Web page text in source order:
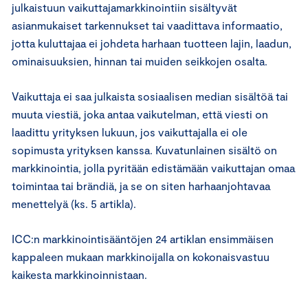
julkaistuun vaikuttajamarkkinointiin sisältyvät
asianmukaiset tarkennukset tai vaadittava informaatio,
jotta kuluttajaa ei johdeta harhaan tuotteen lajin, laadun,
ominaisuuksien, hinnan tai muiden seikkojen osalta.
Vaikuttaja ei saa julkaista sosiaalisen median sisältöä tai
muuta viestiä, joka antaa vaikutelman, että viesti on
laadittu yrityksen lukuun, jos vaikuttajalla ei ole
sopimusta yrityksen kanssa. Kuvatunlainen sisältö on
markkinointia, jolla pyritään edistämään vaikuttajan omaa
toimintaa tai brändiä, ja se on siten harhaanjohtavaa
menettelyä (ks. 5 artikla).
ICC:n markkinointisääntöjen 24 artiklan ensimmäisen
kappaleen mukaan markkinoijalla on kokonaisvastuu
kaikesta markkinoinnistaan.